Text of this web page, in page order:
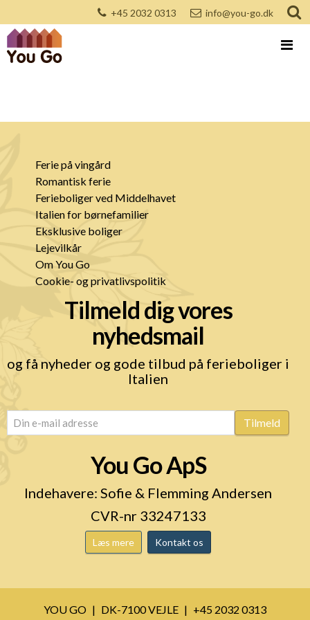
+45 2032 0313 info@you-go.dk
Ferie på vingård
Romantisk ferie
Ferieboliger ved Middelhavet
Italien for børnefamilier
Eksklusive boliger
Lejevilkår
Om You Go
Cookie- og privatlivspolitik
Tilmeld dig vores
nyhedsmail
og få nyheder og gode tilbud på ferieboliger i
Italien
email (Påkrævet) Tilmeld
You Go ApS
Indehavere: Sofie & Flemming Andersen
CVR-nr 33247133
Læs mere Kontakt os
YOU GO DK-7100 VEJLE
+45 2032 0313